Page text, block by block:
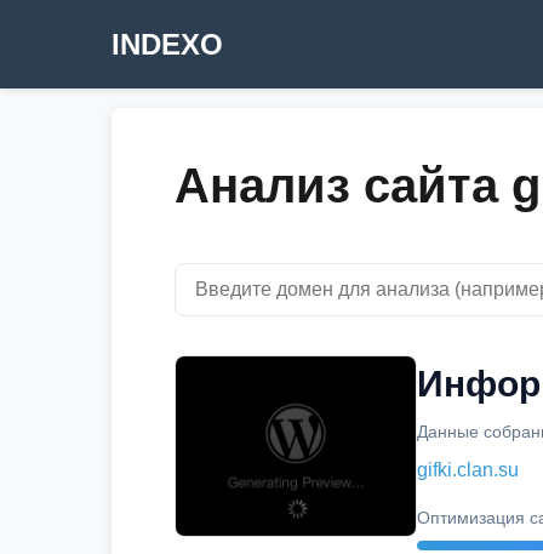
INDEXO
Анализ сайта
Данные
gifki.clan.su
Оптимизация